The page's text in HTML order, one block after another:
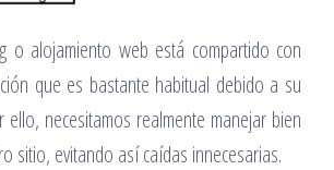
o alojamiento web está compartido con
que es bastante habitual debido a su
ello, necesitamos realmente manejar bien
sitio, evitando así caídas innecesarias.